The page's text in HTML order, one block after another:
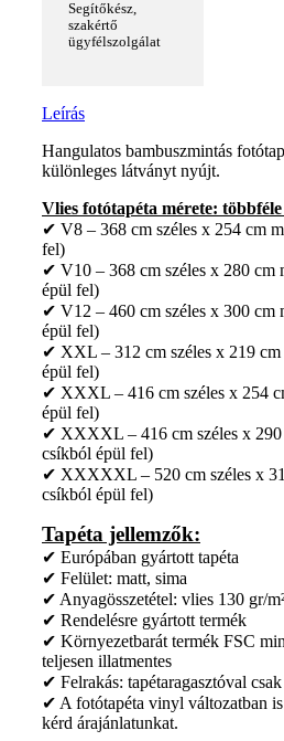
Segítőkész,
szakértő
ügyfélszolgálat
Leírás
Hangulatos bambuszmintás
különleges látványt nyújt.
Vlies fotótapéta mérete:
✔ V8 – 368 cm széles x 254 cm
fel)
✔ V10 – 368 cm széles x 280 cm
épül fel)
✔ V12 – 460 cm széles x 300 cm
épül fel)
✔ XXL – 312 cm széles x 219 cm
épül fel)
✔ XXXL – 416 cm széles x 254
épül fel)
✔ XXXXL – 416 cm széles x 290
csíkból épül fel)
✔ XXXXXL – 520 cm széles x
csíkból épül fel)
Tapéta jellemzők:
✔ Európában gyártott tapéta
✔ Felület: matt, sima
✔ Anyagösszetétel: vlies 130 gr/
✔ Rendelésre gyártott termék
✔ Környezetbarát termék FSC
teljesen illatmentes
✔ Felrakás: tapétaragasztóval
✔ A fotótapéta vinyl változatban
kérd árajánlatunkat.